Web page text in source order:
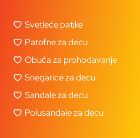
Svetleće patike
Patofne za decu
Obuća za prohodavanje
Snegarice za decu
Sandale za decu
Polusandale za decu